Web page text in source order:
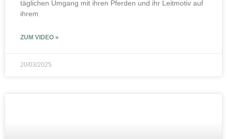
täglichen Umgang mit ihren Pferden und ihr Leitmotiv auf
ihrem
ZUM VIDEO »
20/03/2025